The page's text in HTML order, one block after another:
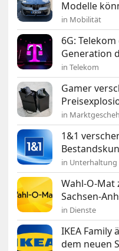
Modelle
in Mobilität
6G:
Generation
in Telekom
Gamer
in
1&1
in Unterhaltung
Wahl-O-Mat
Sachsen-
in Dienste
IKEA Family
dem neuen